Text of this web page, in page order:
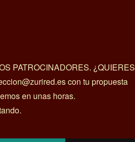
PATROCINADORES. ¿QUIERES
con tu propuesta
en unas horas.